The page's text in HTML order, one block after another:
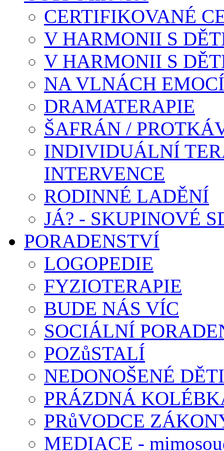
CERTIFIKOVANÉ
V HARMONII S
V HARMONII S
NA VLNÁCH EMOCÍ
DRAMATERAPIE
ŠAFRÁN /
INDIVIDUÁLNÍ
INTERVENCE
RODINNÉ LADĚNÍ
JÁ? - SKUPINOVÉ
PORADENSTVÍ
LOGOPEDIE
FYZIOTERAPIE
BUDE NÁS VÍC
SOCIÁLNÍ
POZůSTALÍ
NEDONOŠENÉ DĚTI
PRÁZDNÁ
PRůVODCE
MEDIACE -